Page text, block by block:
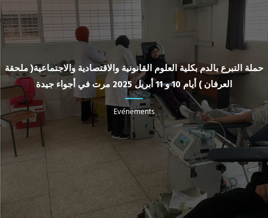
حملة التبرع بالدم بكلية العلوم القانونية والاقتصادية والاجتماعية( ملحقة
العرفان ) أيام 10 و 11 أبريل 2025 مرت في أجواء جيدة
Evénements